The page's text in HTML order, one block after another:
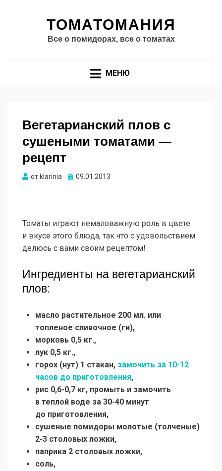
ТОМАТОМАНИЯ
Все о помидорах, все о томатах
МЕНЮ
Вегетарианский плов с
сушеными томатами —
рецепт
от klarinia Опубликовано
09.01.2013
Томаты играют немаловажную роль в цвете
и вкусе этого блюда, так что с удовольствием
делюсь с вами своим рецептом!
Ингредиенты на вегетарианский
плов:
масло растительное 200 мл. или
топленое сливочное (ги),
морковь 0,5 кг.,
лук 0,5 кг.,
горох (нут) 1 стакан, замочить за 10-12
часов до приготовления,
рис 0,6-0,7 кг, промыть и замочить
в теплой воде за 30-40 минут
до приготовления,
сушеные помидоры молотые (толченые)
2-3 столовых ложки,
паприка 2 столовых ложки,
соль,